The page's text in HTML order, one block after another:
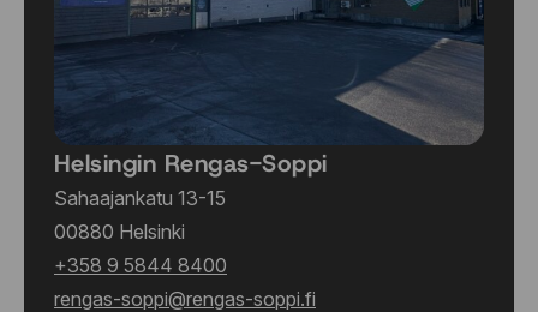
Helsingin Rengas-Soppi
Sahaajankatu 13-15
00880 Helsinki
+358 9 5844 8400
rengas-soppi@rengas-soppi.fi